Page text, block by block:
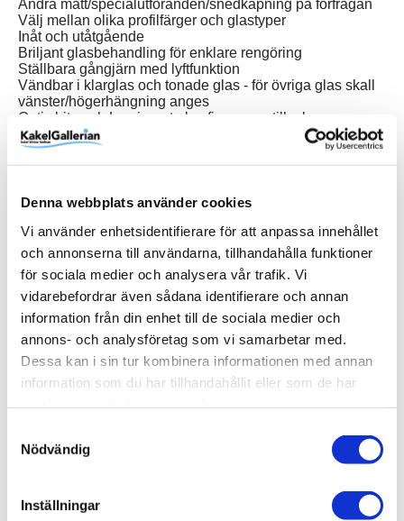
Denna webbplats använder cookies
Vi använder enhetsidentifierare för att anpassa innehållet
och annonserna till användarna, tillhandahålla funktioner
för sociala medier och analysera vår trafik. Vi
vidarebefordrar även sådana identifierare och annan
information från din enhet till de sociala medier och
annons- och analysföretag som vi samarbetar med.
Dessa kan i sin tur kombinera informationen med annan
information som du har tillhandahållit eller som de har
Nödvändig
Inställningar
Andra mått/specialutföranden/snedkapning på förfrågan
Välj mellan olika profilfärger och glastyper
Inåt och utåtgående
Briljant glasbehandling för enklare rengöring
Ställbara gångjärn med lyftfunktion
Vändbar i klarglas och tonade glas - för övriga glas skall
vänster/högerhängning anges
Optiwhite och Laminerat glas finns som tillval
Specifikationer
Glas: Isglas
Orientering: Högerhängd
Bredd: 1000 mm
Färg: Svart matt
Produktinformation
Höjd (mm)